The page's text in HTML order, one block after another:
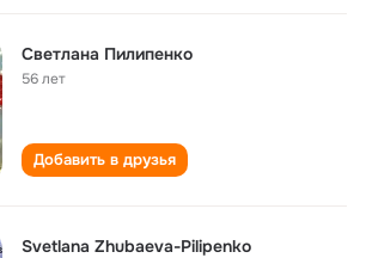
Светлана Пилипенко
56 лет
Добавить в друзья
Svetlana Zhubaeva-Pilipenko